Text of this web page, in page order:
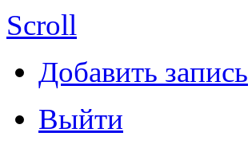
Scroll
Добавить запись
Выйти